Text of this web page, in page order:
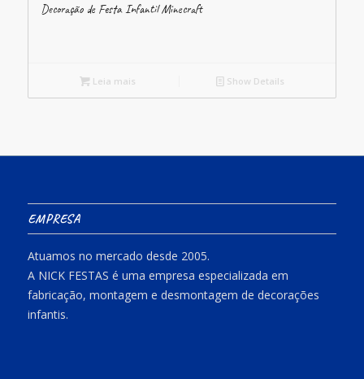
Decoração de Festa Infantil Minecraft
Leia mais Show Details
EMPRESA
Atuamos no mercado desde 2005.
A NICK FESTAS é uma empresa especializada em
fabricação, montagem e desmontagem de decorações
infantis.